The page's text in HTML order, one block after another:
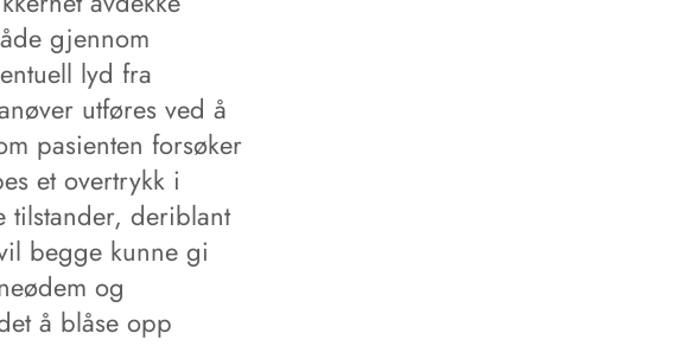
gjennom
lyd fra
utføres ved å
pasienten forsøker
et overtrykk i
tilstander, deriblant
begge kunne gi
og
å blåse opp